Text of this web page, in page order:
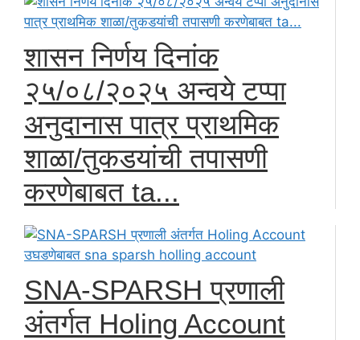
शासन निर्णय दिनांक
२५/०८/२०२५ अन्वये टप्पा
अनुदानास पात्र प्राथमिक
शाळा/तुकडयांची तपासणी
करणेबाबत ta...
SNA-SPARSH प्रणाली
अंतर्गत Holing Account